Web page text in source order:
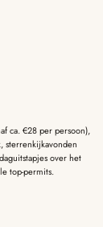
ca. €28 per persoon),
sterrenkijkavonden
over het
top-permits.